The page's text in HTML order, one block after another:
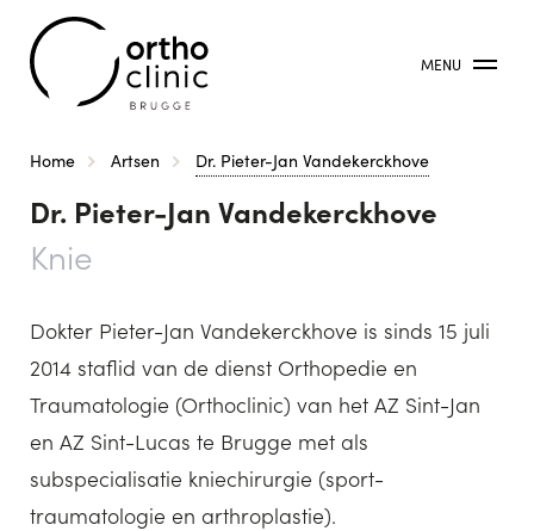
MENU
Kruimelpad
Home Artsen Dr. Pieter-Jan Vandekerckhove
Dr. Pieter-Jan Vandekerckhove
Knie
Dokter Pieter-Jan Vandekerckhove is sinds 15 juli
2014 staflid van de dienst Orthopedie en
Traumatologie (Orthoclinic) van het AZ Sint-Jan
en AZ Sint-Lucas te Brugge met als
subspecialisatie kniechirurgie (sport-
traumatologie en arthroplastie).